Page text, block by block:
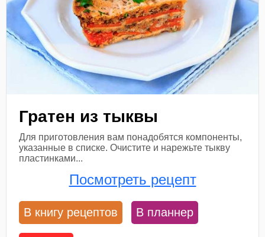
Гратен из тыквы
Для приготовления вам понадобятся компоненты,
указанные в списке. Очистите и нарежьте тыкву
пластинками...
Посмотреть рецепт
В книгу рецептов В планнер